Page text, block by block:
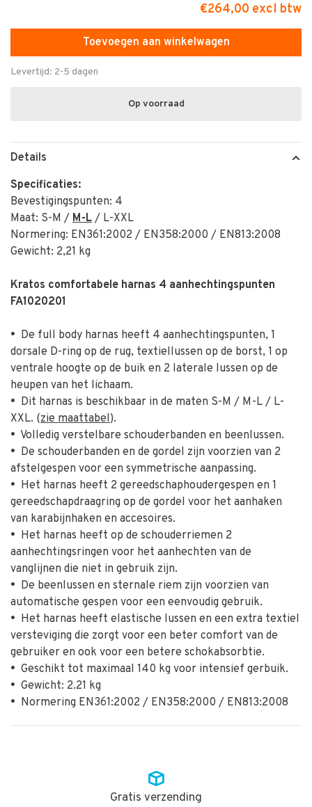
€264,00 excl btw
Toevoegen aan winkelwagen
Levertijd: 2-5 dagen
Op voorraad
Details
Specificaties:
Bevestigingspunten: 4
Maat: S-M / M-L / L-XXL
Normering: EN361:2002 / EN358:2000 / EN813:2008
Gewicht: 2,21 kg
Kratos comfortabele harnas 4 aanhechtingspunten
FA1020201
• De full body harnas heeft 4 aanhechtingspunten, 1
dorsale D-ring op de rug, textiellussen op de borst, 1 op
ventrale hoogte op de buik en 2 laterale lussen op de
heupen van het lichaam.
• Dit harnas is beschikbaar in de maten S-M / M-L / L-
XXL. (zie maattabel).
• Volledig verstelbare schouderbanden en beenlussen.
• De schouderbanden en de gordel zijn voorzien van 2
afstelgespen voor een symmetrische aanpassing.
• Het harnas heeft 2 gereedschaphoudergespen en 1
gereedschapdraagring op de gordel voor het aanhaken
van karabijnhaken en accesoires.
• Het harnas heeft op de schouderriemen 2
aanhechtingsringen voor het aanhechten van de
vanglijnen die niet in gebruik zijn.
• De beenlussen en sternale riem zijn voorzien van
automatische gespen voor een eenvoudig gebruik.
• Het harnas heeft elastische lussen en een extra textiel
versteviging die zorgt voor een beter comfort van de
gebruiker en ook voor een betere schokabsorbtie.
• Geschikt tot maximaal 140 kg voor intensief gerbuik.
• Gewicht: 2.21 kg
• Normering EN361:2002 / EN358:2000 / EN813:2008
Gratis verzending